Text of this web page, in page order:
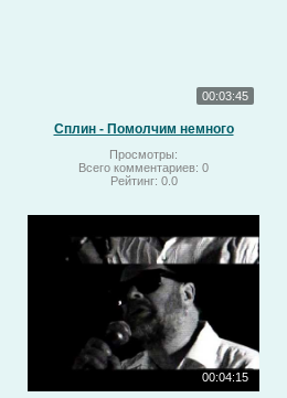
00:03:45
Сплин - Помолчим немного
Просмотры:
Всего комментариев: 0
Рейтинг: 0.0
00:04:15